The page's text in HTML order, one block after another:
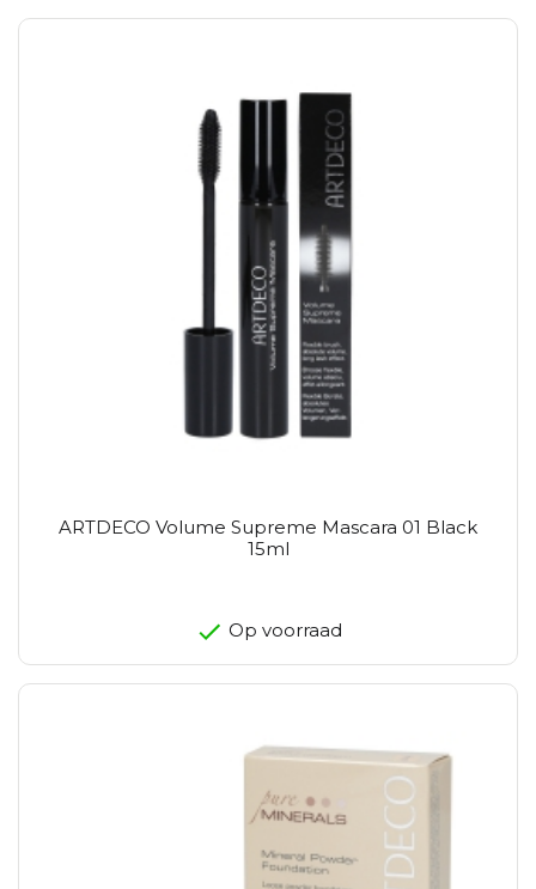
ARTDECO Volume Supreme Mascara 01 Black
15ml
Op voorraad